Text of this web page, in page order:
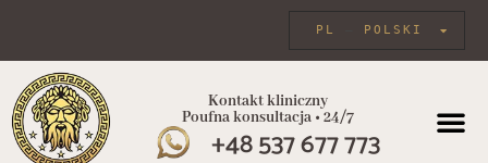
POLSKI
PL
Kontakt kliniczny
Poufna konsultacja • 24/7
+48 537 677 773